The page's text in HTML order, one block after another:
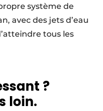
système de
avec des jets d’eau
tous les
?
loin.